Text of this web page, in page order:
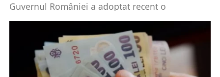
Guvernul României a adoptat recent o
salariale pentru anumite categorii...